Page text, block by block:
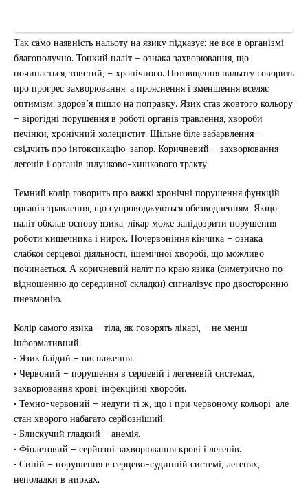
Так само наявність нальоту на язику підказує: не все в організмі
благополучно. Тонкий наліт – ознака захворювання, що
починається, товстий, – хронічного. Потовщення нальоту говорить
про прогрес захворювання, а прояснення і зменшення вселяє
оптимізм: здоров’я пішло на поправку. Язик став жовтого кольору
– вірогідні порушення в роботі органів травлення, хвороби
печінки, хронічний холецистит. Щільне біле забарвлення –
свідчить про інтоксикацію, запор. Коричневий – захворювання
легенів і органів шлунково-кишкового тракту.
Темний колір говорить про важкі хронічні порушення функцій
органів травлення, що супроводжуються обезводненням. Якщо
наліт обклав основу язика, лікар може запідозрити порушення
роботи кишечника і нирок. Почервоніння кінчика – ознака
слабкої серцевої діяльності, ішемічної хворобі, що можливо
починається. А коричневий наліт по краю язика (симетрично по
відношенню до серединної складки) сигналізує про двосторонню
пневмонію.
Колір самого язика – тіла, як говорять лікарі, – не менш
інформативний.
• Язик блідий – виснаження.
• Червоний – порушення в серцевій і легеневій системах,
захворювання крові, інфекційні хвороби.
• Темно-червоний – недуги ті ж, що і при червоному кольорі, але
стан хворого набагато серйозніший.
• Блискучий гладкий – анемія.
• Фіолетовий – серйозні захворювання крові і легенів.
• Синій – порушення в серцево-судинній системі, легенях,
неполадки в нирках.